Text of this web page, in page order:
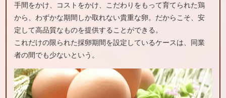
手間をかけ、コストをかけ、こだわりをもって育てられた鶏
から、わずかな期間しか取れない貴重な卵。だからこそ、安
定して高品質なものを提供することができる。
これだけの限られた採卵期間を設定しているケースは、同業
者の間でも少ないという。